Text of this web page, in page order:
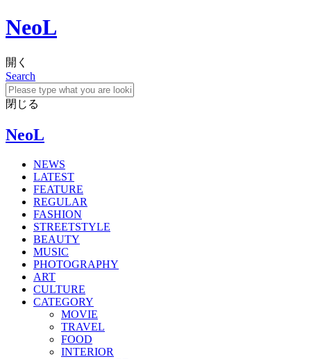
NeoL
開く
Search
閉じる
NeoL
NEWS
LATEST
FEATURE
REGULAR
FASHION
STREETSTYLE
BEAUTY
MUSIC
PHOTOGRAPHY
ART
CULTURE
CATEGORY
MOVIE
TRAVEL
FOOD
INTERIOR